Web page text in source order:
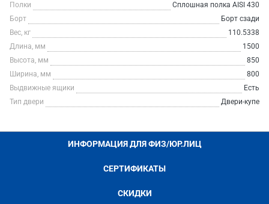
Полки
Сплошная полка AISI 430
Борт
Борт сзади
Вес, кг
110.5338
Длина, мм
1500
Высота, мм
850
Ширина, мм
800
Выдвижные ящики
Есть
Тип двери
Двери-купе
ИНФОРМАЦИЯ ДЛЯ ФИЗ/ЮР.ЛИЦ
СЕРТИФИКАТЫ
СКИДКИ